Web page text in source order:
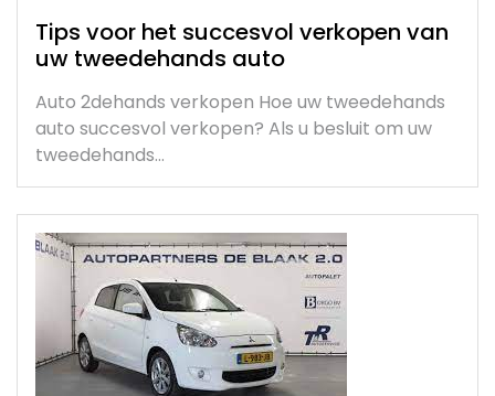
Tips voor het succesvol verkopen van
uw tweedehands auto
Auto 2dehands verkopen Hoe uw tweedehands
auto succesvol verkopen? Als u besluit om uw
tweedehands…